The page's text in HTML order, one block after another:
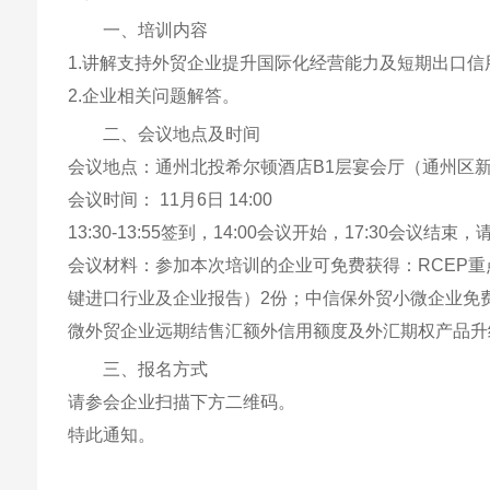
一、培训内容
1.讲解支持外贸企业提升国际化经营能力及短期出口
2.企业相关问题解答。
二、会议地点及时间
会议地点：通州北投希尔顿酒店B1层宴会厅（通州区
会议时间： 11月6日 14:00
13:30-13:55签到，14:00会议开始，17:30会议结束，
会议材料：参加本次培训的企业可免费获得：RCEP
键进口行业及企业报告）2份；中信保外贸小微企业
微外贸企业远期结售汇额外信用额度及外汇期权产品
三、报名方式
请参会企业扫描下方二维码。
特此通知。